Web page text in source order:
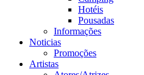
Hotéis
Pousadas
Informações
Noticias
Promoções
Artistas